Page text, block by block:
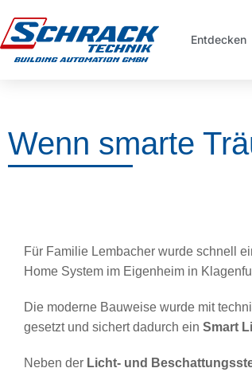
Entdecken
Wenn smarte
Für Familie Lembacher wurde schnell
Home System im Eigenheim in
Die moderne Bauweise wurde mit
gesetzt und sichert dadurch ein Smart
Neben der Licht- und